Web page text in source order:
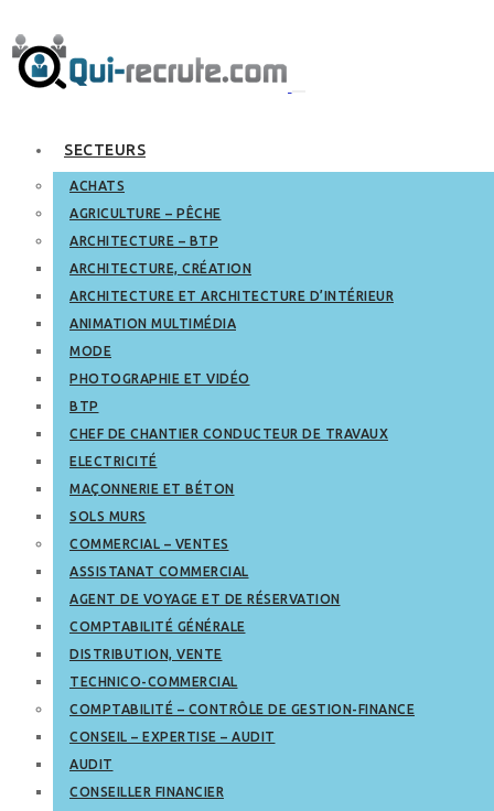
SECTEURS
ACHATS
AGRICULTURE – PÊCHE
ARCHITECTURE – BTP
ARCHITECTURE, CRÉATION
ARCHITECTURE ET ARCHITECTURE D’INTÉRIEUR
ANIMATION MULTIMÉDIA
MODE
PHOTOGRAPHIE ET VIDÉO
BTP
CHEF DE CHANTIER CONDUCTEUR DE TRAVAUX
ELECTRICITÉ
MAÇONNERIE ET BÉTON
SOLS MURS
COMMERCIAL – VENTES
ASSISTANAT COMMERCIAL
AGENT DE VOYAGE ET DE RÉSERVATION
COMPTABILITÉ GÉNÉRALE
DISTRIBUTION, VENTE
TECHNICO-COMMERCIAL
COMPTABILITÉ – CONTRÔLE DE GESTION-FINANCE
CONSEIL – EXPERTISE – AUDIT
AUDIT
CONSEILLER FINANCIER